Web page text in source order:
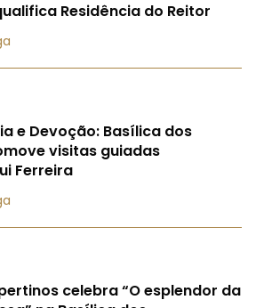
Residência do Reitor
e Devoção: Basílica dos
visitas guiadas
Ferreira
celebra “O esplendor da